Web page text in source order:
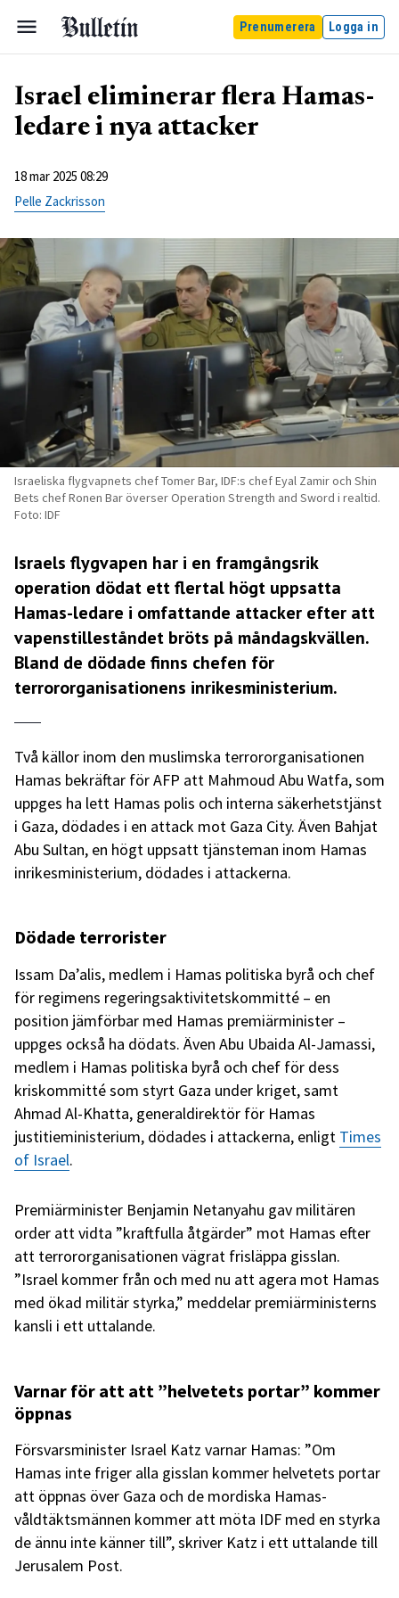
Prenumerera Logga in
Israel eliminerar flera Hamas-
ledare i nya attacker
18 mar 2025 08:29
Pelle Zackrisson
Israeliska flygvapnets chef Tomer Bar, IDF:s chef Eyal Zamir och Shin
Bets chef Ronen Bar överser Operation Strength and Sword i realtid.
Foto: IDF
Israels flygvapen har i en framgångsrik
operation dödat ett flertal högt uppsatta
Hamas-ledare i omfattande attacker efter att
vapenstilleståndet bröts på måndagskvällen.
Bland de dödade finns chefen för
terrororganisationens inrikesministerium.
Två källor inom den muslimska terrororganisationen
Hamas bekräftar för AFP att Mahmoud Abu Watfa, som
uppges ha lett Hamas polis och interna säkerhetstjänst
i Gaza, dödades i en attack mot Gaza City. Även Bahjat
Abu Sultan, en högt uppsatt tjänsteman inom Hamas
inrikesministerium, dödades i attackerna.
Dödade terrorister
Issam Da’alis, medlem i Hamas politiska byrå och chef
för regimens regeringsaktivitetskommitté – en
position jämförbar med Hamas premiärminister –
uppges också ha dödats. Även Abu Ubaida Al-Jamassi,
medlem i Hamas politiska byrå och chef för dess
kriskommitté som styrt Gaza under kriget, samt
Ahmad Al-Khatta, generaldirektör för Hamas
justitieministerium, dödades i attackerna, enligt Times
of Israel.
Premiärminister Benjamin Netanyahu gav militären
order att vidta ”kraftfulla åtgärder” mot Hamas efter
att terrororganisationen vägrat frisläppa gisslan.
”Israel kommer från och med nu att agera mot Hamas
med ökad militär styrka,” meddelar premiärministerns
kansli i ett uttalande.
Varnar för att att ”helvetets portar” kommer
öppnas
Försvarsminister Israel Katz varnar Hamas: ”Om
Hamas inte friger alla gisslan kommer helvetets portar
att öppnas över Gaza och de mordiska Hamas-
våldtäktsmännen kommer att möta IDF med en styrka
de ännu inte känner till”, skriver Katz i ett uttalande till
Jerusalem Post.